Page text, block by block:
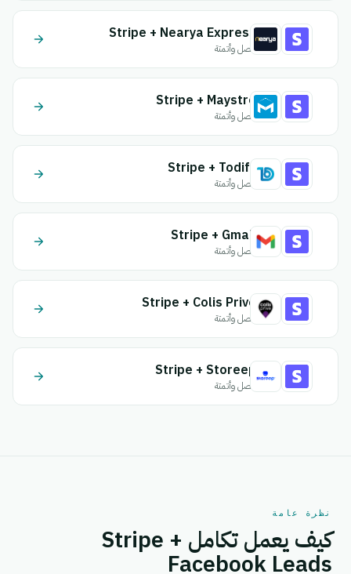
Stripe + Nearya Express
اتصل وأتمتة
Stripe + Maystro
اتصل وأتمتة
Stripe + Todify
اتصل وأتمتة
Stripe + Gmail
اتصل وأتمتة
Stripe + Colis Prive
اتصل وأتمتة
Stripe + Storeep
اتصل وأتمتة
نظرة عامة
كيف يعمل تكامل Stripe +
Facebook Leads